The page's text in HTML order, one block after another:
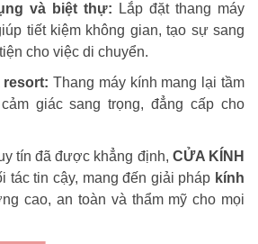
và biệt thự: Lắp đặt thang máy
tiết kiệm không gian, tạo sự sang
cho việc di chuyển.
resort: Thang máy kính mang lại tầm
giác sang trọng, đẳng cấp cho
tín đã được khẳng định, CỬA KÍNH
tác tin cậy, mang đến giải pháp kính
cao, an toàn và thẩm mỹ cho mọi